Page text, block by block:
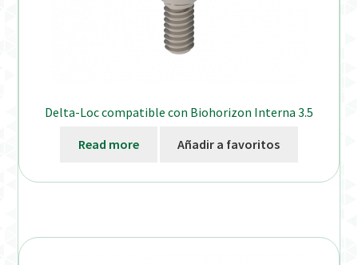
Delta-Loc compatible con Biohorizon Interna 3.5
Read more Añadir a favoritos